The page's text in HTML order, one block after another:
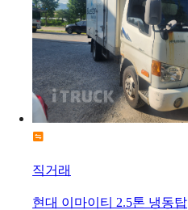
직거래
현대 이마이티 2.5톤 냉동탑